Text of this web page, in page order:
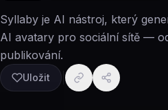
Syllaby je AI nástroj, který
AI avatary pro sociální sítě —
publikování.
Uložit